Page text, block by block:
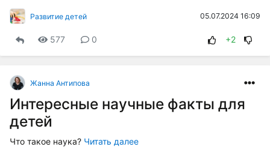
Развитие детей 05.07.2024 16:09
577 0 +2
Жанна Антипова
Интересные научные факты для
детей
Что такое наука? Читать далее